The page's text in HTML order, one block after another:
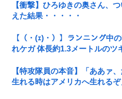
【衝撃】ひろゆきの奥さん、
えた結果・・・・・
【（・(ｪ)・）】ランニング中
れケガ 体長約1.3メートルのツ
【特攻隊員の本音】「ああァ
生れる時はアメリカへ生れる